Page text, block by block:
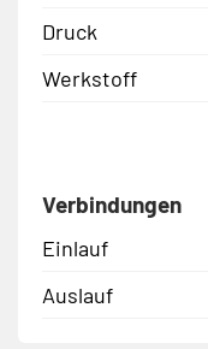
Druck
Werkstoff
Verbindungen
Einlauf
Auslauf